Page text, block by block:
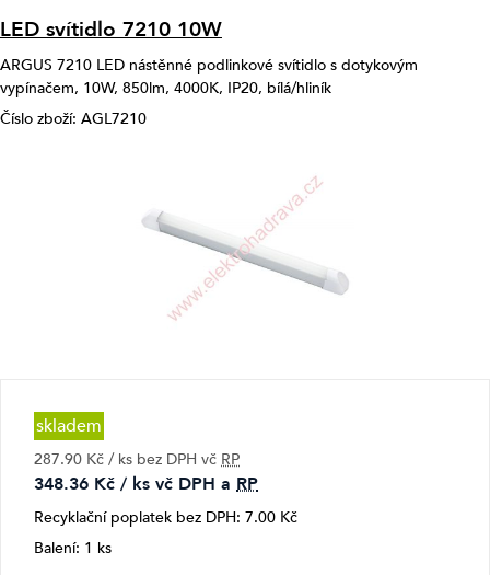
LED svítidlo 7210 10W
ARGUS 7210 LED nástěnné podlinkové svítidlo s dotykovým
vypínačem, 10W, 850lm, 4000K, IP20, bílá/hliník
Číslo zboží: AGL7210
skladem
287.90 Kč / ks bez DPH vč RP
348.36 Kč / ks vč DPH a RP
Recyklační poplatek bez DPH: 7.00 Kč
Balení: 1 ks